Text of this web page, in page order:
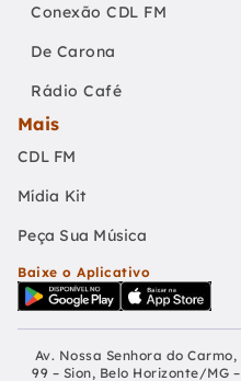
Conexão CDL FM
De Carona
Rádio Café
Mais
CDL FM
Mídia Kit
Peça Sua Música
Baixe o Aplicativo
Av. Nossa Senhora do Carmo,
99 – Sion, Belo Horizonte/MG –